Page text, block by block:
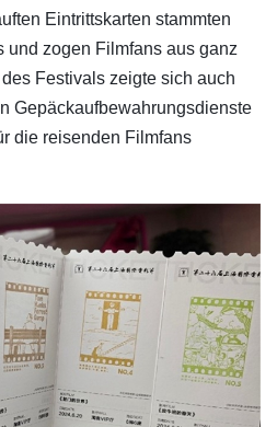
Eintrittskarten stammten
zogen Filmfans aus ganz
Festivals zeigte sich auch
Gepäckaufbewahrungsdienste
die reisenden Filmfans